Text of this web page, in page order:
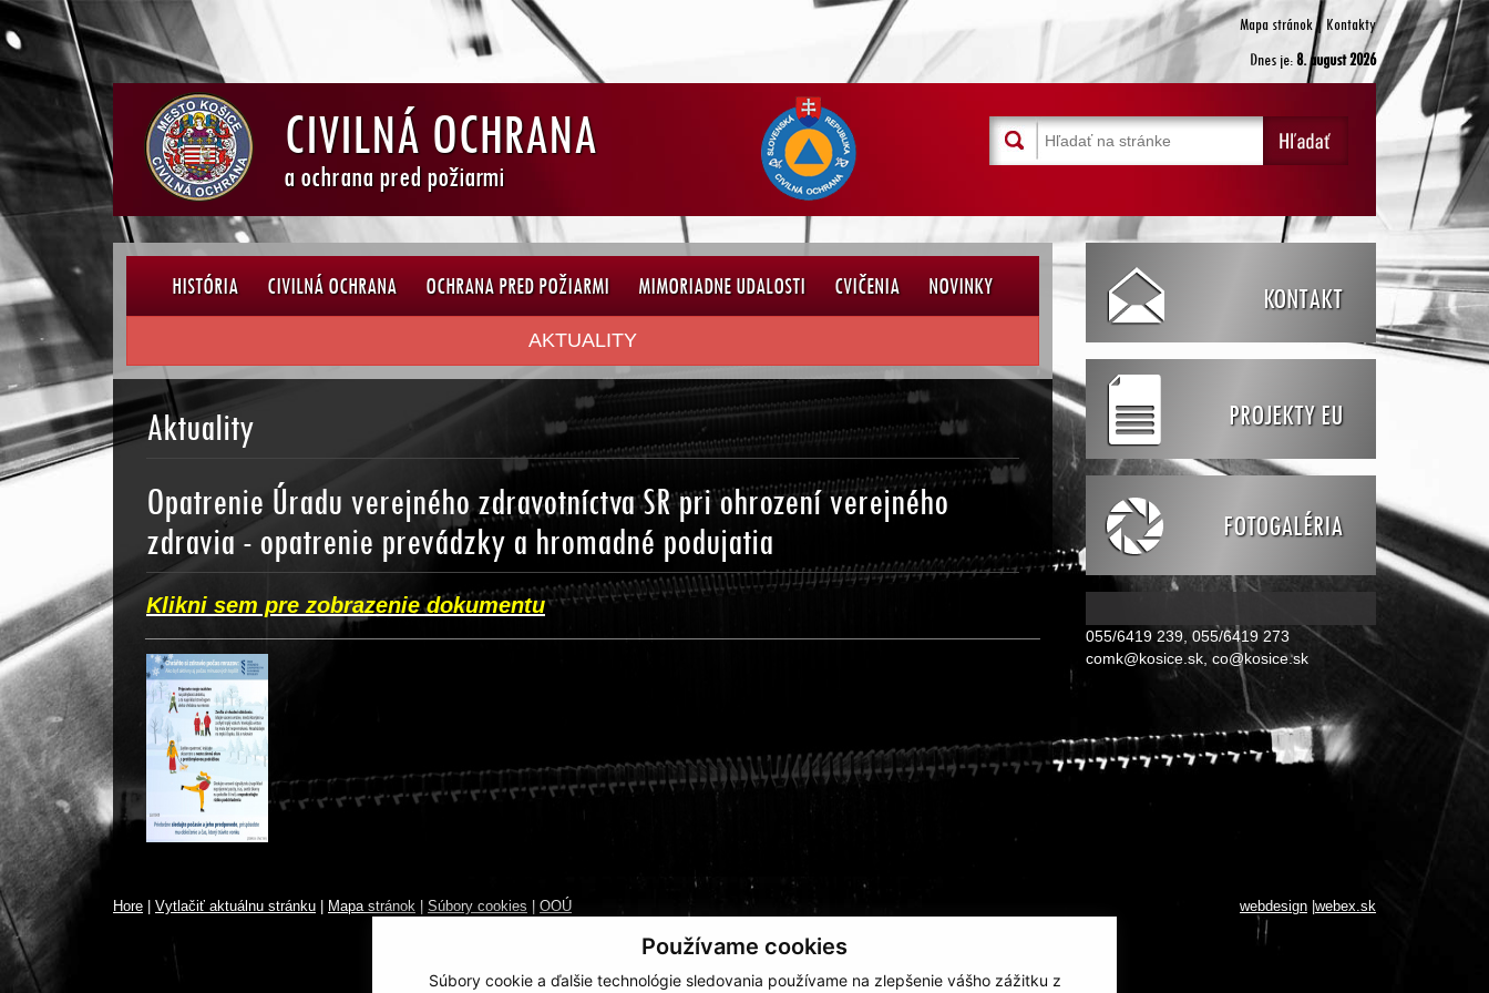
Používame cookies
Súbory cookie a ďalšie technológie sledovania používame na zlepšenie vášho zážitku z
Mapa stránok| Kontakty
Dnes je:8. august 2026
CIVILNÁ OCHRANA
a ochrana pred požiarmi
HISTÓRIA CIVILNÁ OCHRANA OCHRANA PRED POŽIARMI MIMORIADNE UDALOSTI CVIČENIA NOVINKY
AKTUALITY
Aktuality
Opatrenie Úradu verejného zdravotníctva SR pri ohrození verejného
zdravia - opatrenie prevádzky a hromadné podujatia
Klikni sem pre zobrazenie dokumentu
_____________________________________________________________________________________________________
KONTAKT
PROJEKTY EU
FOTOGALÉRIA
055/6419 239, 055/6419 273
comk@kosice.sk, co@kosice.sk
Hore Vytlačiť aktuálnu stránku Mapa stránok | Súbory cookies | OOÚ webdesign webex.sk